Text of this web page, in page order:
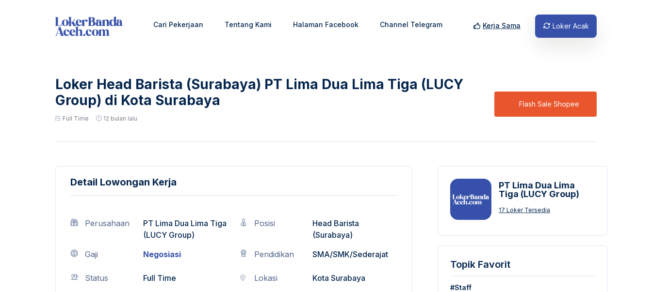
Cari Pekerjaan Tentang Kami Halaman Facebook Channel Telegram Kerja Sama Loker Acak
Loker Head Barista (Surabaya) PT Lima Dua Lima Tiga (LUCY
Group) di Kota Surabaya
Full Time 12 bulan lalu
Flash Sale Shopee
Detail Lowongan Kerja
Perusahaan
PT Lima Dua Lima Tiga
(LUCY Group)
Posisi
Head Barista
(Surabaya)
Gaji
Negosiasi Pendidikan SMA/SMK/Sederajat
Status Full Time Lokasi Kota Surabaya
PT Lima Dua Lima
Tiga (LUCY Group)
17 Loker Tersedia
Topik Favorit
#Staff